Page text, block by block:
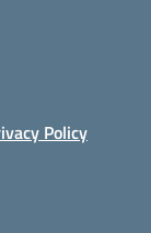
Policy